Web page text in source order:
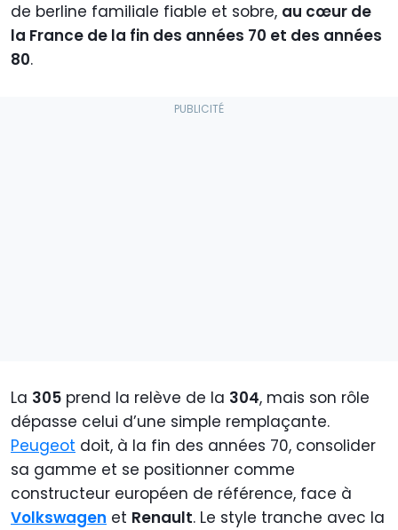
de berline familiale fiable et sobre, au cœur de
la France de la fin des années 70 et des années
80.
La 305 prend la relève de la 304, mais son rôle
dépasse celui d’une simple remplaçante.
Peugeot doit, à la fin des années 70, consolider
sa gamme et se positionner comme
constructeur européen de référence, face à
Volkswagen et Renault. Le style tranche avec la